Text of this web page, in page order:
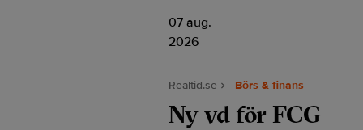
07 aug.
2026
Realtid.se Börs & finans
Ny vd för FCG